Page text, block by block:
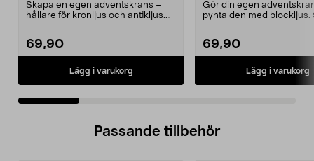
Skapa en egen adventskrans –
hållare för kronljus och antikljus.
69,90
Lägg i varukorg
Gör din egen
pynta den med blockljus.
69,90
Lägg i varukorg
Passande tillbehör